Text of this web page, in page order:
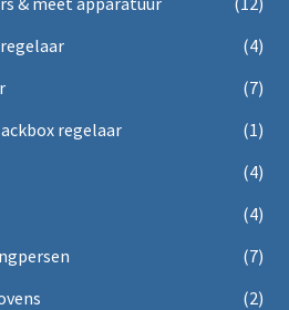
(4)
(7)
regelaar
(1)
(4)
(4)
(7)
(2)